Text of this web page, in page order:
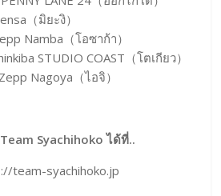
（มิยะงิ）
Namba（โอซาก้า）
STUDIO COAST（โตเกียว）
Nagoya（ไอจิ）
Syachihoko ได้ที่..
team-syachihoko.jp